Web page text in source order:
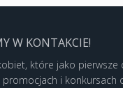
W KONTAKCIE!
które jako pierwsze
promocjach i konkursach